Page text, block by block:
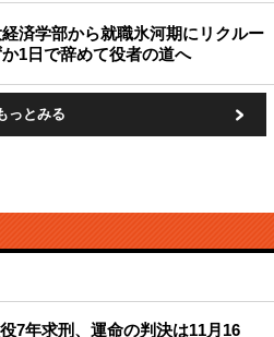
済学部から就職氷河期にリクルー
1日で辞めて役者の道へ
っとみる
7年求刑、運命の判決は11月16